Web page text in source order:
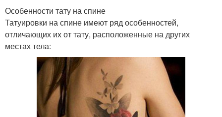
Особенности тату на спине
Татуировки на спине имеют ряд особенностей,
отличающих их от тату, расположенные на других
местах тела: